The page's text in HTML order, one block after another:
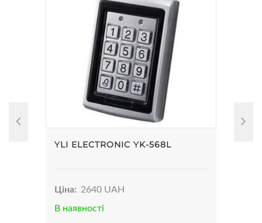
YLI ELECTRONIC YK-568L
Ціна: 2640 UAH
В наявності